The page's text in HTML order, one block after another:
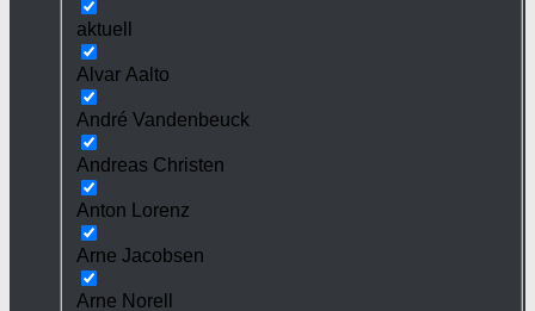
aktuell
Alvar Aalto
André Vandenbeuck
Andreas Christen
Anton Lorenz
Arne Jacobsen
Arne Norell